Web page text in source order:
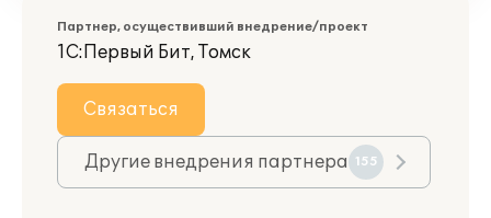
Партнер, осуществивший внедрение/проект
1С:Первый Бит, Томск
Связаться
Другие внедрения партнера 155